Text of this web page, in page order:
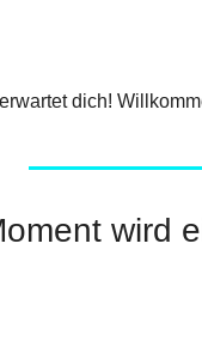
dich!
wird